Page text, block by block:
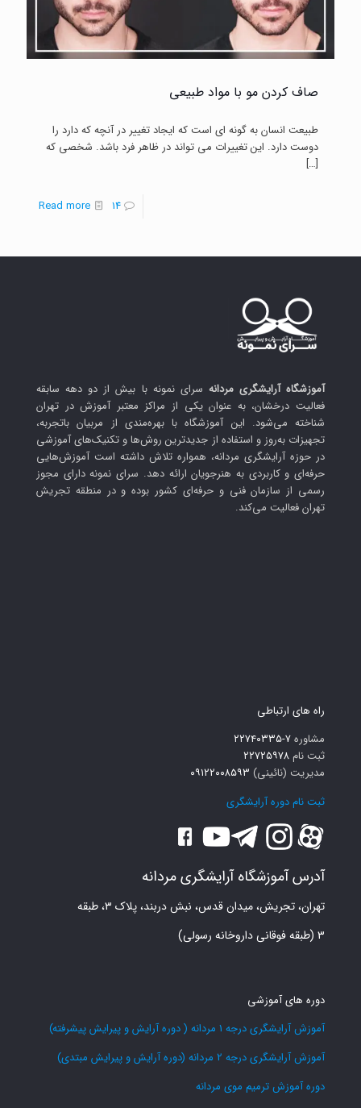
صاف کردن مو با مواد طبیعی
طبیعت انسان به گونه ای است که ایجاد تغییر در آنچه که دارد را
دوست دارد. این تغییرات می تواند در ظاهر فرد باشد. شخصی که
[…]
14
Read more
-
کردن
آموزشگاه آرایشگری مردانه سرای نمونه با بیش از دو دهه سابقه
فعالیت درخشان، به عنوان یکی از مراکز معتبر آموزش در تهران
شناخته می‌شود. این آموزشگاه با بهره‌مندی از مربیان باتجربه،
تجهیزات به‌روز و استفاده از جدیدترین روش‌ها و تکنیک‌های آموزشی
در حوزه آرایشگری مردانه، همواره تلاش داشته است آموزش‌هایی
حرفه‌ای و کاربردی به هنرجویان ارائه دهد. سرای نمونه دارای مجوز
رسمی از سازمان فنی و حرفه‌ای کشور بوده و در منطقه تجریش
تهران فعالیت می‌کند.
راه های ارتباطی
مشاوره۷-۲۲۷۴۰۳۳۵
ثبت نام ۲۲۷۲۵۹۷۸
مدیریت (نائینی) ۰۹۱۲۲۰۰۸۵۹۳
ثبت نام دوره آرایشگری
آدرس آموزشگاه آرایشگری مردانه
تهران، تجریش، میدان قدس، نبش دربند، پلاک ۳، طبقه
۳ (طبقه فوقانی داروخانه رسولی)
دوره های آموزشی
آموزش آرایشگری درجه 1 مردانه ( دوره آرایش و پیرایش پیشرفته)
آموزش آرایشگری درجه 2 مردانه (دوره آرایش و پیرایش مبتدی)
دوره آموزش ترمیم موی مردانه